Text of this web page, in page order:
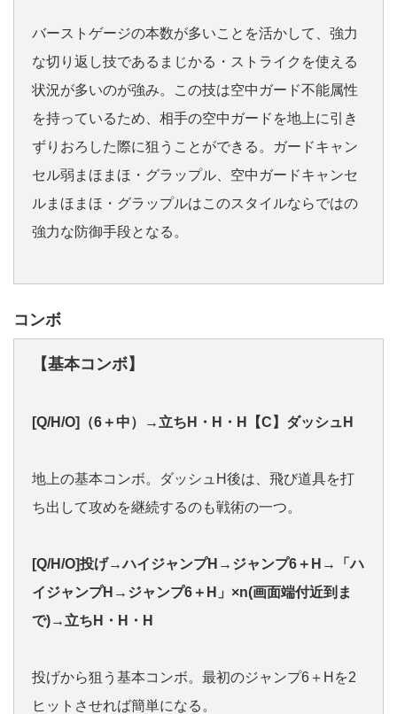
バーストゲージの本数が多いことを活かして、強力
な切り返し技であるまじかる・ストライクを使える
状況が多いのが強み。この技は空中ガード不能属性
を持っているため、相手の空中ガードを地上に引き
ずりおろした際に狙うことができる。ガードキャン
セル弱まほまほ・グラップル、空中ガードキャンセ
ルまほまほ・グラップルはこのスタイルならではの
強力な防御手段となる。
コンボ
【基本コンボ】
[Q/H/O]（6＋中）→立ちH・H・H【C】ダッシュH
地上の基本コンボ。ダッシュH後は、飛び道具を打
ち出して攻めを継続するのも戦術の一つ。
[Q/H/O]投げ→ハイジャンプH→ジャンプ6＋H→「ハ
イジャンプH→ジャンプ6＋H」×n(画面端付近到ま
で)→立ちH・H・H
投げから狙う基本コンボ。最初のジャンプ6＋Hを2
ヒットさせれば簡単になる。